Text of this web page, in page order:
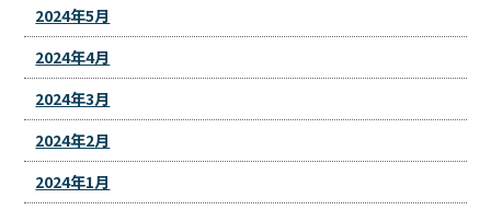
2024年5月
2024年4月
2024年3月
2024年2月
2024年1月